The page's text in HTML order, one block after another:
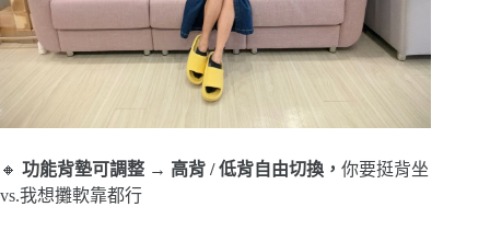
🔸 功能背墊可調整 → 高背 / 低背自由切換， 你要挺背坐
vs.我想攤軟靠都行